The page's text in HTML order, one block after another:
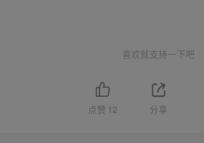
喜欢就支持一下吧
点赞 12 分享